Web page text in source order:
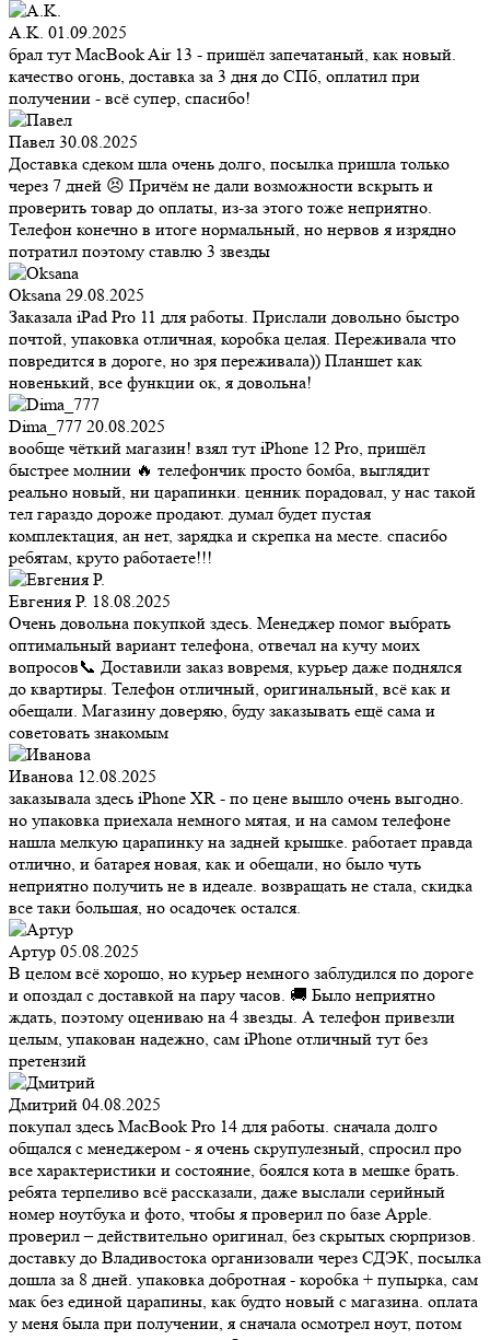
A.K. 01.09.2025
брал тут MacBook Air 13 - пришёл запечатаный, как новый.
качество огонь, доставка за 3 дня до СПб, оплатил при
получении - всё супер, спасибо!
Павел 30.08.2025
Доставка сдеком шла очень долго, посылка пришла только
через 7 дней 😣 Причём не дали возможности вскрыть и
проверить товар до оплаты, из-за этого тоже неприятно.
Телефон конечно в итоге нормальный, но нервов я изрядно
потратил поэтому ставлю 3 звезды
Oksana 29.08.2025
Заказала iPad Pro 11 для работы. Прислали довольно быстро
почтой, упаковка отличная, коробка целая. Переживала что
повредится в дороге, но зря переживала)) Планшет как
новенький, все функции ок, я довольна!
Dima_777 20.08.2025
вообще чёткий магазин! взял тут iPhone 12 Pro, пришёл
быстрее молнии 🔥 телефончик просто бомба, выглядит
реально новый, ни царапинки. ценник порадовал, у нас такой
тел гараздо дороже продают. думал будет пустая
комплектация, ан нет, зарядка и скрепка на месте. спасибо
ребятам, круто работаете!!!
Евгения Р. 18.08.2025
Очень довольна покупкой здесь. Менеджер помог выбрать
оптимальный вариант телефона, отвечал на кучу моих
вопросов📞 Доставили заказ вовремя, курьер даже поднялся
до квартиры. Телефон отличный, оригинальный, всё как и
обещали. Магазину доверяю, буду заказывать ещё сама и
советовать знакомым
Иванова 12.08.2025
заказывала здесь iPhone XR - по цене вышло очень выгодно.
но упаковка приехала немного мятая, и на самом телефоне
нашла мелкую царапинку на задней крышке. работает правда
отлично, и батарея новая, как и обещали, но было чуть
неприятно получить не в идеале. возвращать не стала, скидка
все таки большая, но осадочек остался.
Артур 05.08.2025
В целом всё хорошо, но курьер немного заблудился по дороге
и опоздал с доставкой на пару часов. 🚚 Было неприятно
ждать, поэтому оцениваю на 4 звезды. А телефон привезли
целым, упакован надежно, сам iPhone отличный тут без
претензий
Дмитрий 04.08.2025
покупал здесь MacBook Pro 14 для работы. сначала долго
общался с менеджером - я очень скрупулезный, спросил про
все характеристики и состояние, боялся кота в мешке брать.
ребята терпеливо всё рассказали, даже выслали серийный
номер ноутбука и фото, чтобы я проверил по базе Apple.
проверил – действительно оригинал, без скрытых сюрпризов.
доставку до Владивостока организовали через СДЭК, посылка
дошла за 8 дней. упаковка добротная - коробка + пупырка, сам
мак без единой царапины, как будто новый с магазина. оплата
у меня была при получении, я сначала осмотрел ноут, потом